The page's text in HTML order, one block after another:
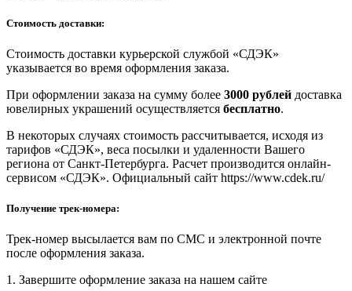
Стоимость доставки:
Стоимость доставки курьерской службой «СДЭК»
указывается во время оформления заказа.
При оформлении заказа на сумму более 3000 рублей доставка
ювелирных украшений осуществляется бесплатно.
В некоторых случаях стоимость рассчитывается, исходя из
тарифов «СДЭК», веса посылки и удаленности Вашего
региона от Санкт-Петербурга. Расчет производится онлайн-
сервисом «СДЭК». Официальный сайт https://www.cdek.ru/
Получение трек-номера:
Трек-номер высылается вам по СМС и электронной почте
после оформления заказа.
1. Завершите оформление заказа на нашем сайте